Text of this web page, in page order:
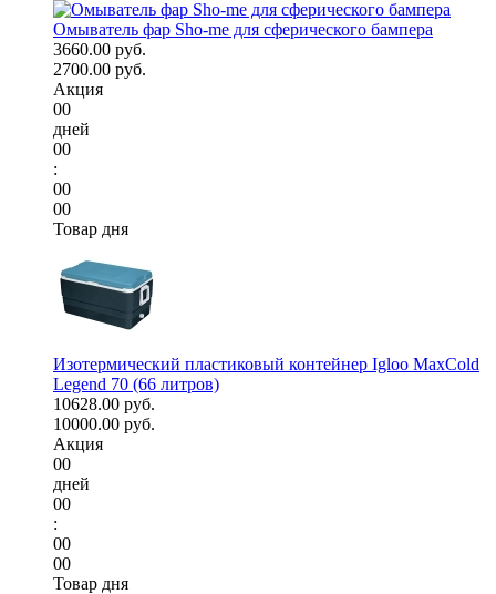
Омыватель фар Sho-me для сферического бампера
3660.00 руб.
2700.00 руб.
Акция
00
дней
00
:
00
00
Товар дня
Изотермический пластиковый контейнер Igloo MaxCold
Legend 70 (66 литров)
10628.00 руб.
10000.00 руб.
Акция
00
дней
00
:
00
00
Товар дня